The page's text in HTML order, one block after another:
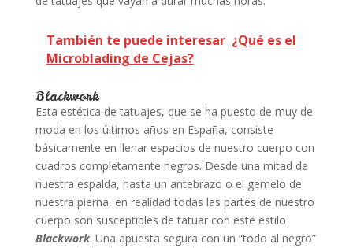
También te puede interesar ¿Qué es el
Microblading de Cejas?
Blackwork
Esta estética de tatuajes, que se ha puesto de muy de
moda en los últimos años en España, consiste
básicamente en llenar espacios de nuestro cuerpo con
cuadros completamente negros. Desde una mitad de
nuestra espalda, hasta un antebrazo o el gemelo de
nuestra pierna, en realidad todas las partes de nuestro
cuerpo son susceptibles de tatuar con este estilo
Blackwork. Una apuesta segura con un “todo al negro”